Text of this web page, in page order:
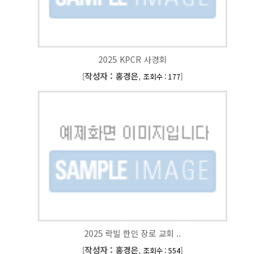
2025 KPCR 사경회
[작성자 : 홍경은, 조회수 : 177]
2025 락빌 한인 장로 교회 ..
[작성자 : 홍경은, 조회수 : 554]